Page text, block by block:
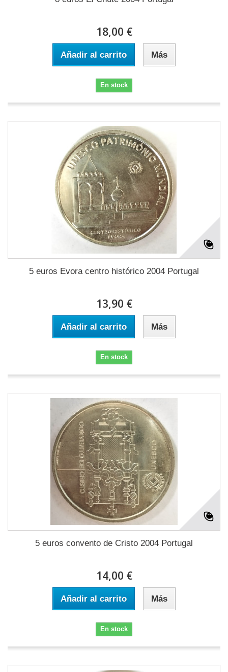
18,00 €
Añadir al carrito Más
En stock
5 euros Evora centro histórico 2004 Portugal
13,90 €
Añadir al carrito Más
En stock
5 euros convento de Cristo 2004 Portugal
14,00 €
Añadir al carrito Más
En stock